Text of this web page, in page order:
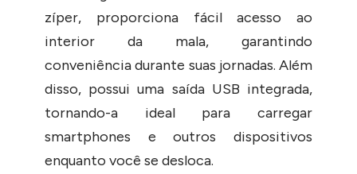
zíper, proporciona fácil acesso ao
interior da mala, garantindo
conveniência durante suas jornadas. Além
disso, possui uma saída USB integrada,
tornando-a ideal para carregar
smartphones e outros dispositivos
enquanto você se desloca.